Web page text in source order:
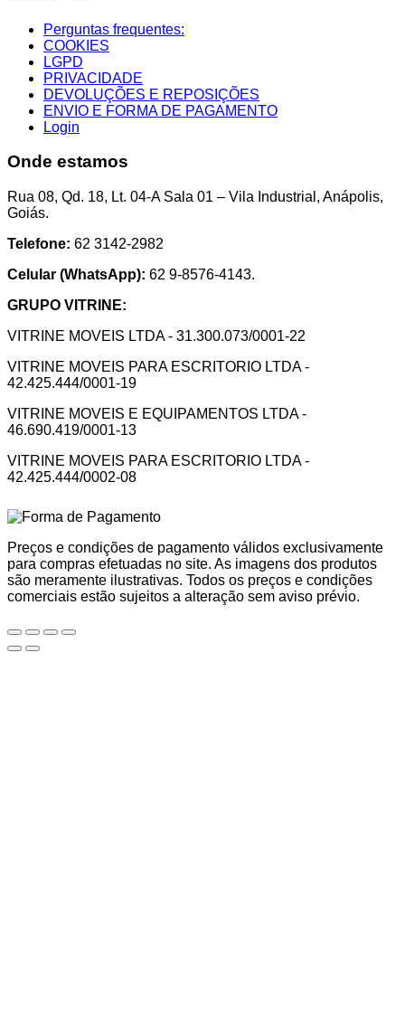
Perguntas frequentes:
COOKIES
LGPD
PRIVACIDADE
DEVOLUÇÕES E REPOSIÇÕES
ENVIO E FORMA DE PAGAMENTO
Login
Onde estamos
Rua 08, Qd. 18, Lt. 04-A Sala 01 – Vila Industrial, Anápolis,
Goiás.
Telefone: 62 3142-2982
Celular (WhatsApp): 62 9-8576-4143.
GRUPO VITRINE:
VITRINE MOVEIS LTDA - 31.300.073/0001-22
VITRINE MOVEIS PARA ESCRITORIO LTDA -
42.425.444/0001-19
VITRINE MOVEIS E EQUIPAMENTOS LTDA -
46.690.419/0001-13
VITRINE MOVEIS PARA ESCRITORIO LTDA -
42.425.444/0002-08
Preços e condições de pagamento válidos exclusivamente
para compras efetuadas no site. As imagens dos produtos
são meramente ilustrativas. Todos os preços e condições
comerciais estão sujeitos a alteração sem aviso prévio.